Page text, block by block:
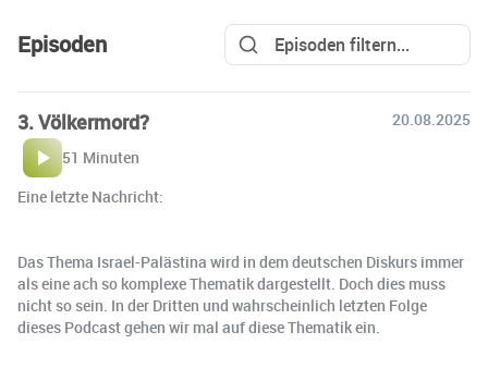
Episoden
3. Völkermord?
20.08.2025
51 Minuten
Eine letzte Nachricht:
Das Thema Israel-Palästina wird in dem deutschen Diskurs immer
als eine ach so komplexe Thematik dargestellt. Doch dies muss
nicht so sein. In der Dritten und wahrscheinlich letzten Folge
dieses Podcast gehen wir mal auf diese Thematik ein.